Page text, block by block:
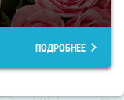
ПОДРОБНЕЕ